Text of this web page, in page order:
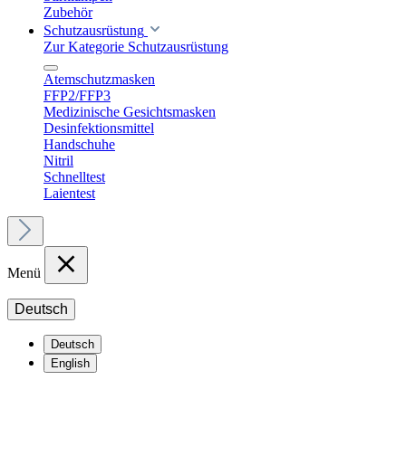
Zubehör
Schutzausrüstung
Zur Kategorie Schutzausrüstung
Atemschutzmasken
FFP2/FFP3
Medizinische Gesichtsmasken
Desinfektionsmittel
Handschuhe
Nitril
Schnelltest
Laientest
Menü
Deutsch
Deutsch
English